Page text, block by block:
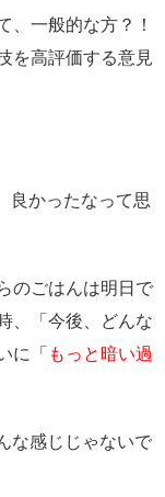
、一般的な方？！
を高評価する意見
良かったなって思
のごはんは明日で
、「今後、どんな
に「 もっと暗い過
な感じじゃないで